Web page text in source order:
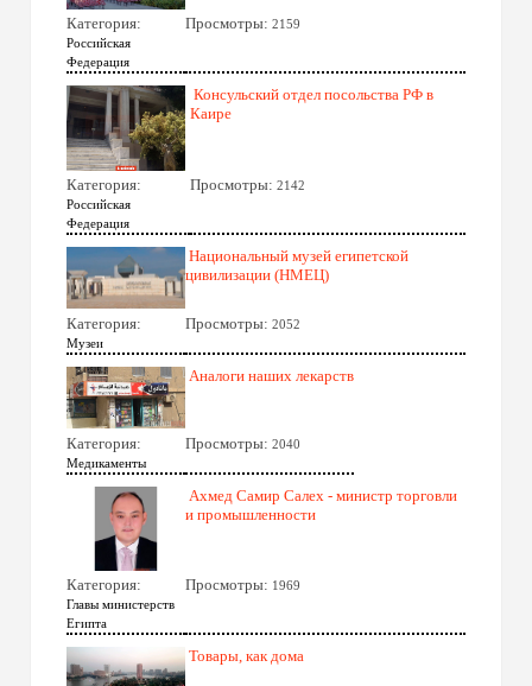
Категория:
Российская
Федерация
Просмотры: 2159
Консульский отдел посольства РФ в
Каире
Категория:
Российская
Федерация
Просмотры: 2142
Национальный музей египетской
цивилизации (НМЕЦ)
Категория:
Музеи
Просмотры: 2052
Аналоги наших лекарств
Категория:
Медикаменты
Просмотры: 2040
Ахмед Самир Салех - министр торговли
и промышленности
Категория:
Главы министерств
Египта
Просмотры: 1969
Товары, как дома